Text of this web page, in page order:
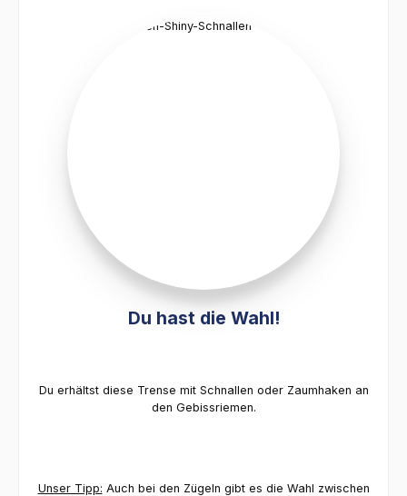
Du hast die Wahl!
Du erhältst diese Trense mit Schnallen oder Zaumhaken an
den Gebissriemen.
Unser Tipp: Auch bei den Zügeln gibt es die Wahl zwischen